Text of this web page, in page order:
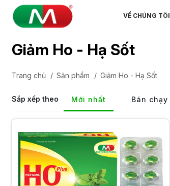
VỀ CHÚNG TÔI
Giảm Ho - Hạ Sốt
Trang chủ / Sản phẩm / Giảm Ho - Hạ Sốt
Sắp xếp theo Mới nhất Bán chạy